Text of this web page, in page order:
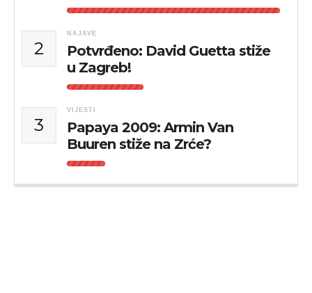
2
NAJAVE
Potvrđeno: David Guetta stiže
u Zagreb!
3
VIJESTI
Papaya 2009: Armin Van
Buuren stiže na Zrće?